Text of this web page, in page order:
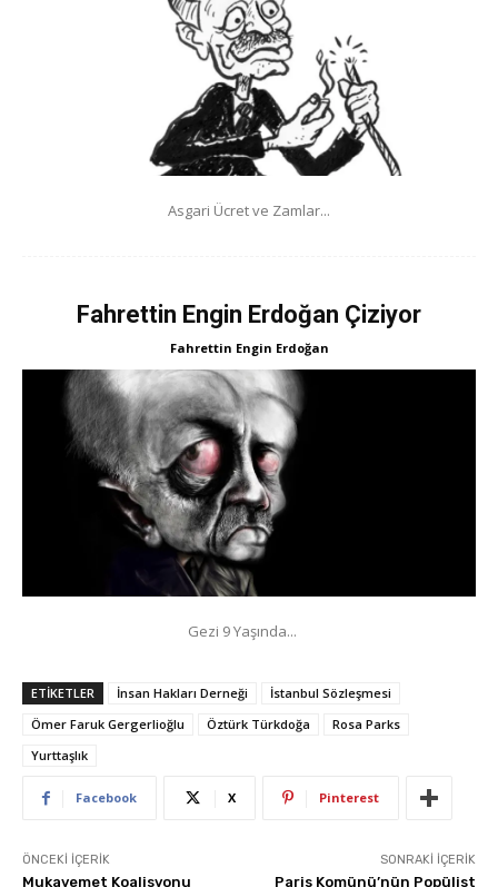
Asgari Ücret ve Zamlar...
Fahrettin Engin Erdoğan Çiziyor
Fahrettin Engin Erdoğan
Gezi 9 Yaşında...
ETIKETLER İnsan Hakları Derneği
İstanbul Sözleşmesi
Ömer Faruk Gergerlioğlu
Öztürk Türkdoğa
Rosa Parks
Yurttaşlık
Facebook X Pinterest
ÖNCEKI İÇERIK
Mukavemet Koalisyonu
SONRAKI İÇERIK
Paris Komünü’nün Popülist